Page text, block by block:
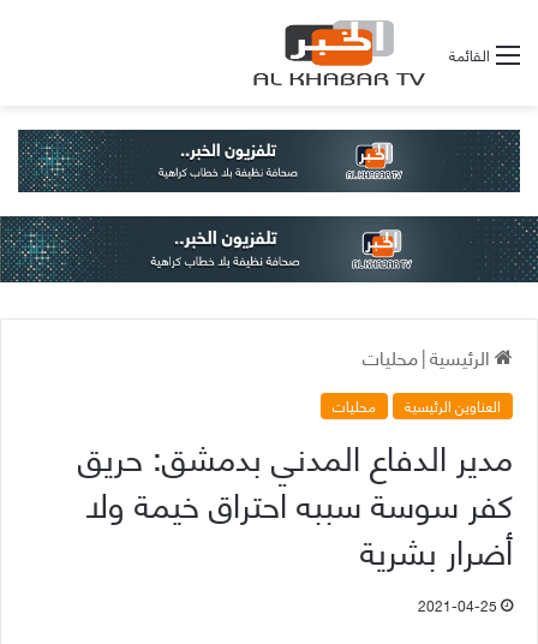
القائمة
الرئيسية|محليات
العناوين الرئيسية محليات
مدير الدفاع المدني بدمشق: حريق
كفر سوسة سببه احتراق خيمة ولا
أضرار بشرية
2021-04-25